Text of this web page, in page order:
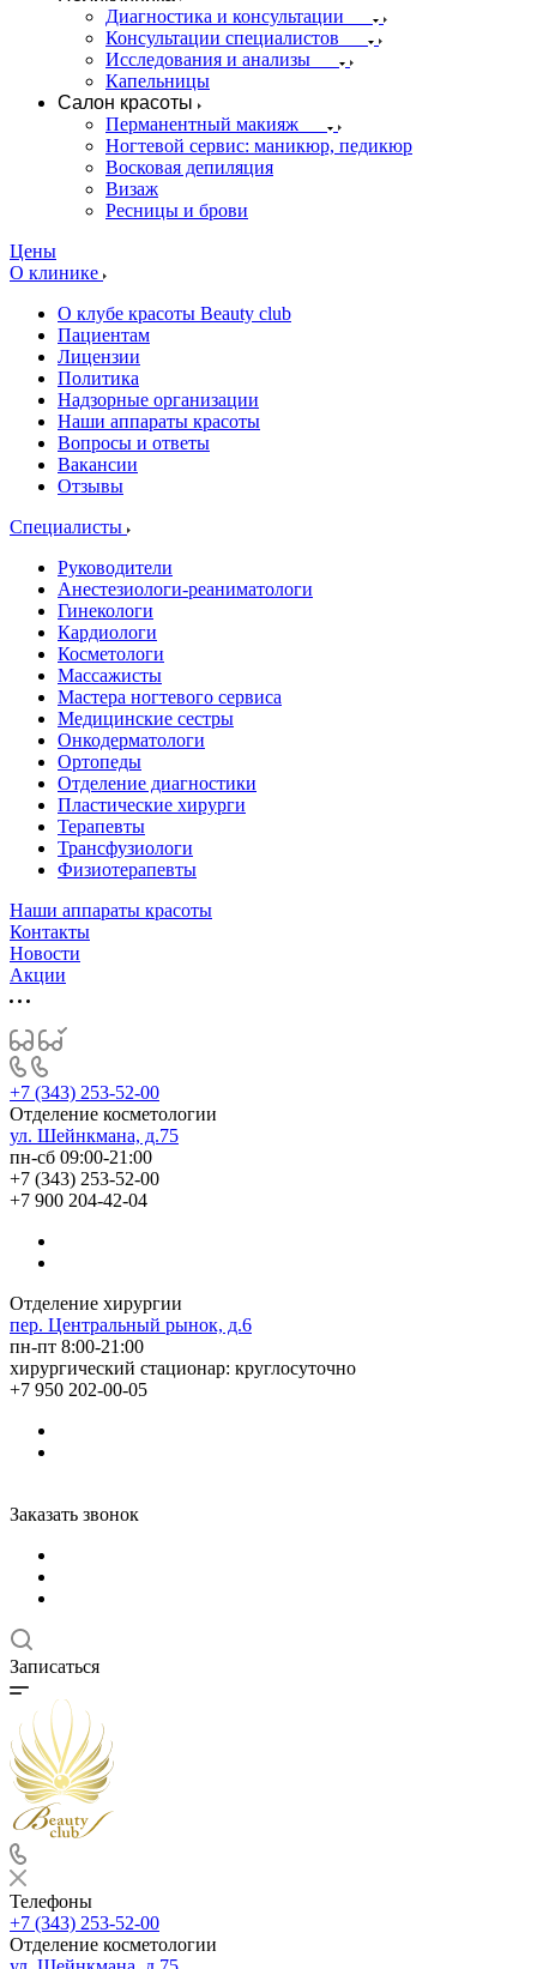
Диагностика и консультации
Консультации специалистов
Исследования и анализы
Капельницы
Салон красоты
Перманентный макияж
Ногтевой сервис: маникюр, педикюр
Восковая депиляция
Визаж
Ресницы и брови
Цены
О клинике
О клубе красоты Beauty club
Пациентам
Лицензии
Политика
Надзорные организации
Наши аппараты красоты
Вопросы и ответы
Вакансии
Отзывы
Специалисты
Руководители
Анестезиологи-реаниматологи
Гинекологи
Кардиологи
Косметологи
Массажисты
Мастера ногтевого сервиса
Медицинские сестры
Онкодерматологи
Ортопеды
Отделение диагностики
Пластические хирурги
Терапевты
Трансфузиологи
Физиотерапевты
Наши аппараты красоты
Контакты
Новости
Акции
+7 (343) 253-52-00
Отделение косметологии
ул. Шейнкмана, д.75
пн-сб 09:00-21:00
+7 (343) 253-52-00
+7 900 204-42-04
Отделение хирургии
пер. Центральный рынок, д.6
пн-пт 8:00-21:00
хирургический стационар: круглосуточно
+7 950 202-00-05
Заказать звонок
Записаться
Телефоны
+7 (343) 253-52-00
Отделение косметологии